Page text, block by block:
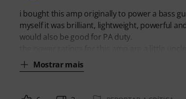
i bought this amp originally to power a bass
myself it was brilliant, lightweight, powerful
would also be good for PA duty.
Mostrar mais